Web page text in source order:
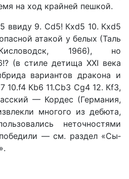
на ход крайней пешкой.
вви­ду 9. Сd5! Кxd5 10. Кxd5
атакой у белых (Таль
1966), но
(в сти­ле детища XXI века
вариантов дракона и
10.f4 Кb6 11.Сb3 Сg4 12. Кf3,
— Кордес (Германия,
многого из дебюта,
неточ­ностями
— см. раздел «Сы­